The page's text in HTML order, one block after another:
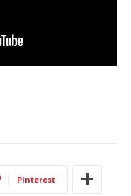
Pinterest